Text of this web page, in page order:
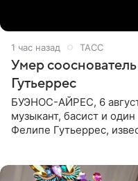
1 час назад ТАСС
Умер
Гутьеррес
БУЭНОС-АЙРЕС, 6
музыкант, басист и
Фелипе Гутьеррес,